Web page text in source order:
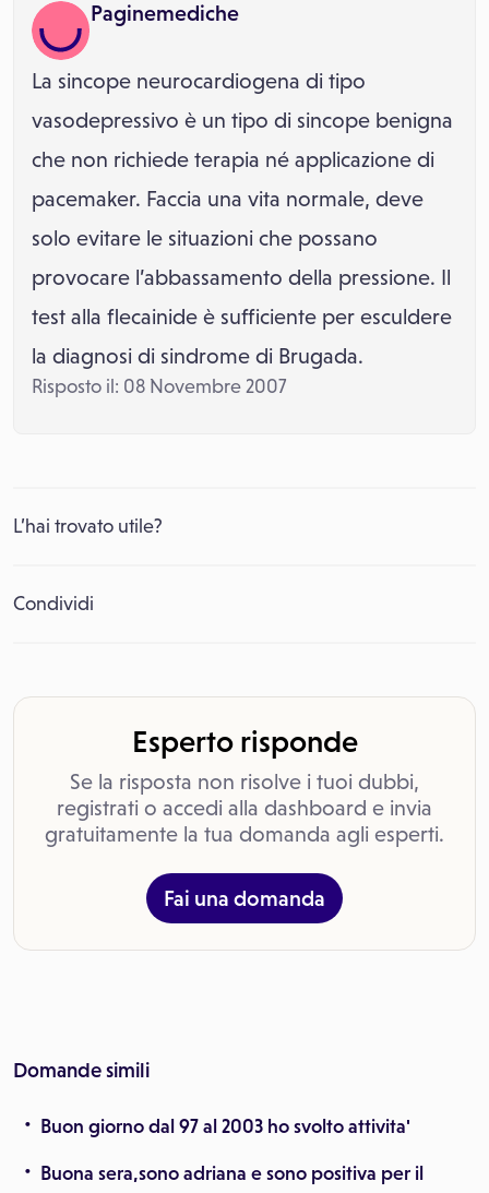
Paginemediche
La sincope neurocardiogena di tipo
vasodepressivo è un tipo di sincope benigna
che non richiede terapia né applicazione di
pacemaker. Faccia una vita normale, deve
solo evitare le situazioni che possano
provocare l’abbassamento della pressione. Il
test alla flecainide è sufficiente per esculdere
la diagnosi di sindrome di Brugada.
Risposto il: 08 Novembre 2007
L’hai trovato utile?
Condividi
Esperto risponde
Se la risposta non risolve i tuoi dubbi,
registrati o accedi alla dashboard e invia
gratuitamente la tua domanda agli esperti.
Fai una domanda
Domande simili
Buon giorno dal 97 al 2003 ho svolto attivita'
Buona sera,sono adriana e sono positiva per il